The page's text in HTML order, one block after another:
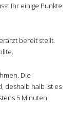
Ihr einige Punkte
bereit stellt.
Die
deshalb halb ist es
5 Minuten